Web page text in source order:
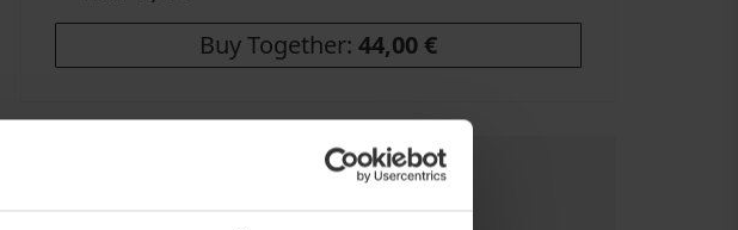
Buy Together: 44,00 €
Siehe Versandpreisen